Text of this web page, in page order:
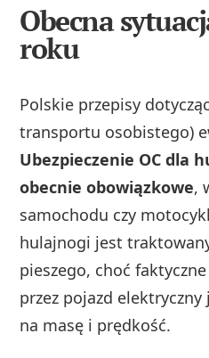
Obecna
roku
Polskie przepisy
transportu osobistego)
Ubezpieczenie OC dla
obecnie obowiązkowe,
samochodu czy
hulajnogi jest
pieszego, choć
przez pojazd
na masę i prędkość.